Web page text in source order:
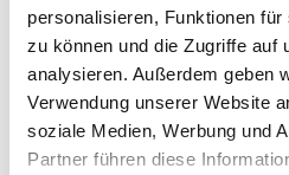
personalisieren, Funktionen
zu können und die Zugriffe auf
analysieren. Außerdem geben
Verwendung unserer Website
soziale Medien, Werbung und
Partner führen diese
Besonderheit
Touchsensor am
mit Strom-Aus-Schalter